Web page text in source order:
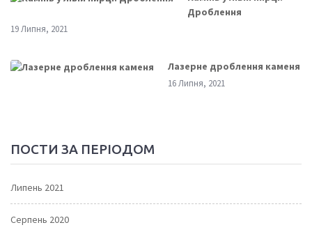
Дроблення
19 Липня, 2021
Лазерне дроблення каменя
16 Липня, 2021
ПОСТИ ЗА ПЕРІОДОМ
Липень 2021
Серпень 2020